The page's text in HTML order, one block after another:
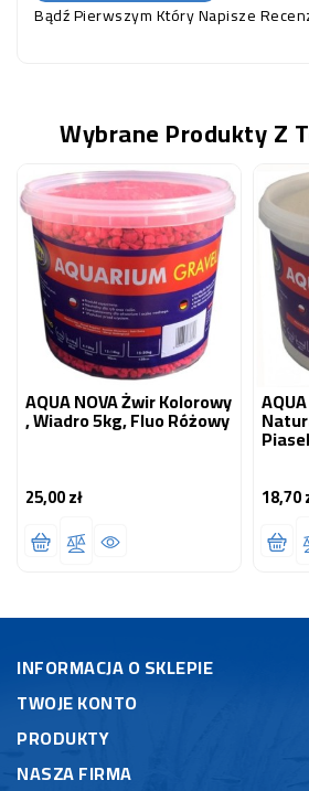
Bądź Pierwszym Który Napisze
Wybrane Produkty Z
AQUA NOVA Żwir Kolorowy
, Wiadro 5kg, Fluo Różowy
25,00 złCena 18,70
INFORMACJA O SKLEPIE
TWOJE KONTO
PRODUKTY
NASZA FIRMA